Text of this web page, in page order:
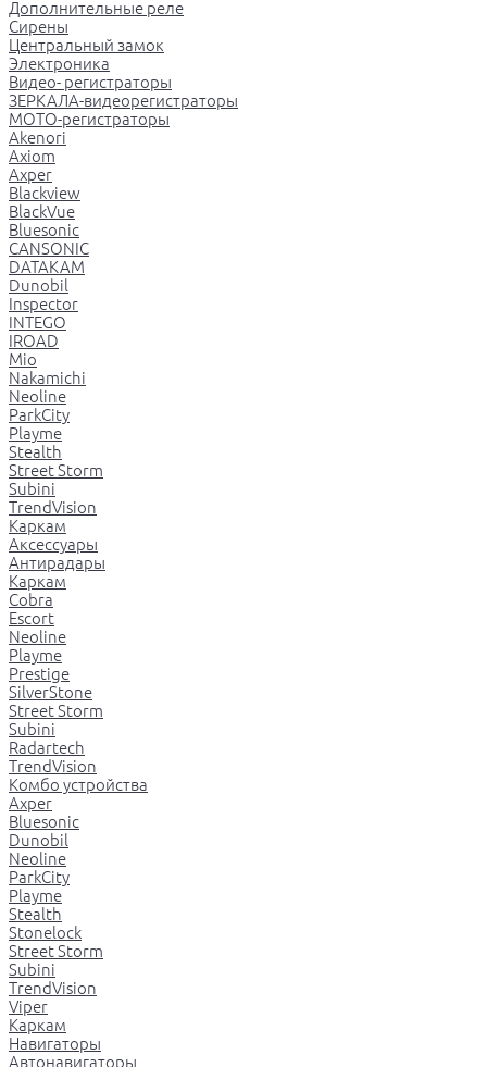
Дополнительные реле
Сирены
Центральный замок
Электроника
Видео- регистраторы
ЗЕРКАЛА-видеорегистраторы
МОТО-регистраторы
Akenori
Axiom
Axper
Blackview
BlackVue
Bluesonic
CANSONIC
DATAKAM
Dunobil
Inspector
INTEGO
IROAD
Mio
Nakamichi
Neoline
ParkCity
Playme
Stealth
Street Storm
Subini
TrendVision
Каркам
Аксессуары
Антирадары
Каркам
Cobra
Escort
Neoline
Playme
Prestige
SilverStone
Street Storm
Subini
Radartech
TrendVision
Комбо устройства
Axper
Bluesonic
Dunobil
Neoline
ParkCity
Playme
Stealth
Stonelock
Street Storm
Subini
TrendVision
Viper
Каркам
Навигаторы
Автонавигаторы